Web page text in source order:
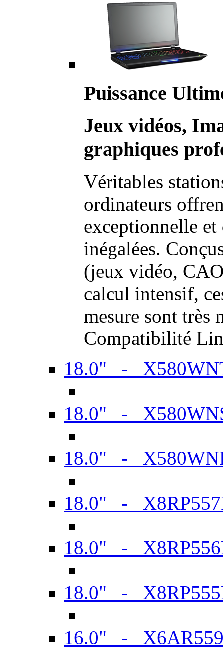
Puissance
Jeux vidéos,
graphiques
Véritables
ordinateurs
exceptionnelle et
inégalées.
(jeux vidéo,
calcul intensif,
mesure sont très
Compatibilité
18.0" -
18.0" -
18.0" -
18.0" -
18.0" -
18.0" -
16.0" -